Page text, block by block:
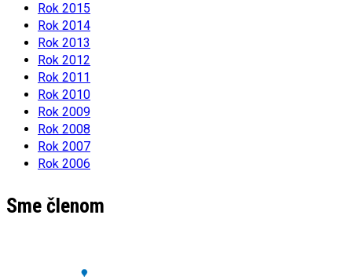
Rok 2015
Rok 2014
Rok 2013
Rok 2012
Rok 2011
Rok 2010
Rok 2009
Rok 2008
Rok 2007
Rok 2006
Sme členom